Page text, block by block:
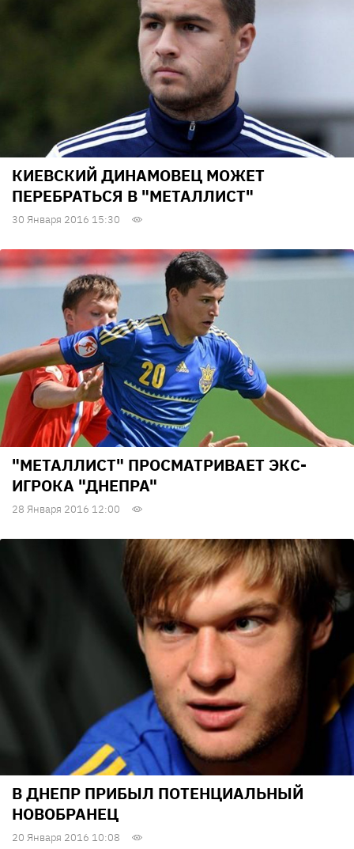
КИЕВСКИЙ ДИНАМОВЕЦ МОЖЕТ
ПЕРЕБРАТЬСЯ В "МЕТАЛЛИСТ"
30 Января 2016 15:30
"МЕТАЛЛИСТ" ПРОСМАТРИВАЕТ ЭКС-
ИГРОКА "ДНЕПРА"
28 Января 2016 12:00
В ДНЕПР ПРИБЫЛ ПОТЕНЦИАЛЬНЫЙ
НОВОБРАНЕЦ
20 Января 2016 10:08